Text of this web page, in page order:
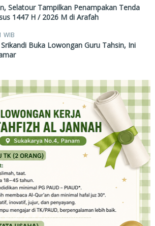
Selatour Tampilkan Penampakan Tenda
1447 H / 2026 M di Arafah
WIB
Buka Lowongan Guru Tahsin, Ini